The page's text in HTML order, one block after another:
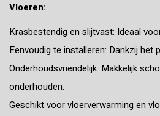
Vloeren:
Krasbestendig en slijtvast: Ideaal
Eenvoudig te installeren: Dankzij het
Onderhoudsvriendelijk: Makkelijk
onderhouden.
Geschikt voor vloerverwarming en